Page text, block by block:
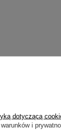
dotyczącą
i